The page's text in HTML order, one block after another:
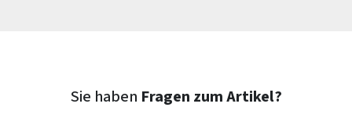
Sie haben Fragen zum Artikel?